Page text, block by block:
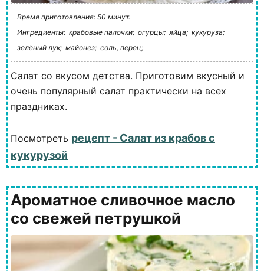
Время приготовления: 50 минут.
Ингредиенты: крабовые палочки; огурцы; яйца; кукуруза;
зелёный лук; майонез; соль, перец;
Салат со вкусом детства. Приготовим вкусный и
очень популярный салат практически на всех
праздниках.
Посмотреть рецепт - Салат из крабов с
кукурузой
Ароматное сливочное масло
со свежей петрушкой